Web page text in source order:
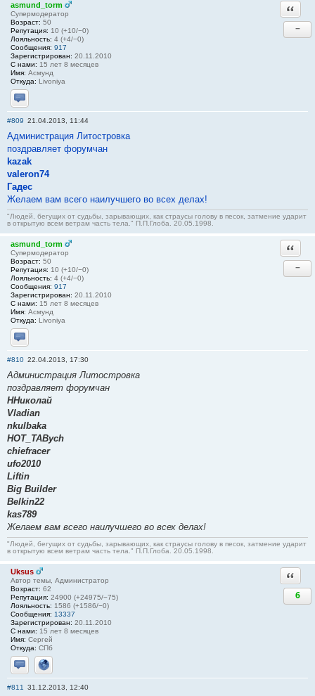
asmund_torm
Супермодератор
Возраст: 50
Репутация: 10 (+10/−0)
Лояльность: 4 (+4/−0)
Сообщения: 917
Зарегистрирован: 20.11.2010
С нами: 15 лет 8 месяцев
Имя: Асмунд
Откуда: Livoniya
Отправить личное сообщение
−
#809 21.04.2013, 11:44
Администрация Литостровка
поздравляет форумчан
kazak
valeron74
Гадес
Желаем вам всего наилучшего во всех делах!
"Людей, бегущих от судьбы, зарывающих, как страусы голову в песок, затмение ударит
в открытую всем ветрам часть тела." П.П.Глоба. 20.05.1998.
asmund_torm
Супермодератор
Возраст: 50
Репутация: 10 (+10/−0)
Лояльность: 4 (+4/−0)
Сообщения: 917
Зарегистрирован: 20.11.2010
С нами: 15 лет 8 месяцев
Имя: Асмунд
Откуда: Livoniya
Отправить личное сообщение
−
#810 22.04.2013, 17:30
Администрация Литостровка
поздравляет форумчан
ННиколай
Vladian
nkulbaka
HOT_TABych
chiefracer
ufo2010
Liftin
Big Builder
Belkin22
kas789
Желаем вам всего наилучшего во всех делах!
"Людей, бегущих от судьбы, зарывающих, как страусы голову в песок, затмение ударит
в открытую всем ветрам часть тела." П.П.Глоба. 20.05.1998.
Uksus
Автор темы, Администратор
Возраст: 62
Репутация: 24900 (+24975/−75)
Лояльность: 1586 (+1586/−0)
Сообщения: 13337
Зарегистрирован: 20.11.2010
С нами: 15 лет 8 месяцев
Имя: Сергей
Откуда: СПб
Отправить личное сообщение
Сайт
6
#811 31.12.2013, 12:40